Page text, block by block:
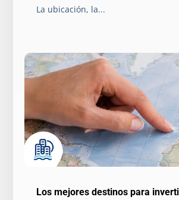
La ubicación, la...
Los mejores destinos para